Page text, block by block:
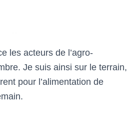
les acteurs de l’agro-
Je suis ainsi sur le terrain,
pour l’alimentation de